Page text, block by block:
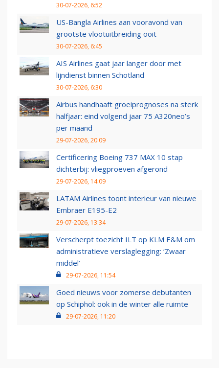
30-07-2026, 6:52
US-Bangla Airlines aan vooravond van
grootste vlootuitbreiding ooit
30-07-2026, 6:45
AIS Airlines gaat jaar langer door met
lijndienst binnen Schotland
30-07-2026, 6:30
Airbus handhaaft groeiprognoses na sterk
halfjaar: eind volgend jaar 75 A320neo’s
per maand
29-07-2026, 20:09
Certificering Boeing 737 MAX 10 stap
dichterbij: vliegproeven afgerond
29-07-2026, 14:09
LATAM Airlines toont interieur van nieuwe
Embraer E195-E2
29-07-2026, 13:34
Verscherpt toezicht ILT op KLM E&M om
administratieve verslaglegging: ‘Zwaar
middel’
29-07-2026, 11:54
Goed nieuws voor zomerse debutanten
op Schiphol: ook in de winter alle ruimte
29-07-2026, 11:20